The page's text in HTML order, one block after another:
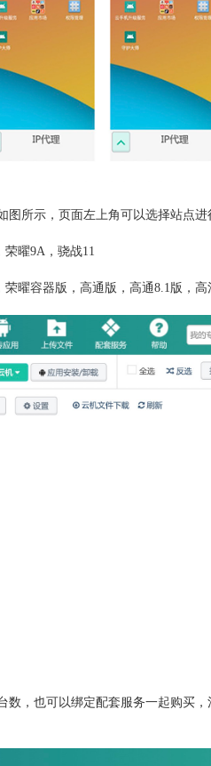
图所示，页面左上角可以选择站点进
曜9A，骁战11
荣曜容器版，高通版，高通8.1版，高
数，也可以绑定配套服务一起购买